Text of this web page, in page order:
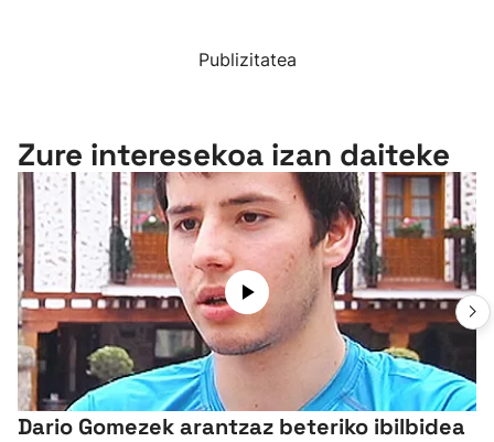
Publizitatea
Zure interesekoa izan daiteke
Dario Gomezek arantzaz beteriko ibilbidea